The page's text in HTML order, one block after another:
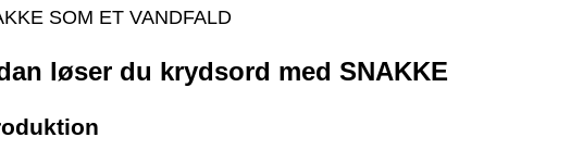
SOM ET VANDFALD
løser du krydsord med SNAKKE